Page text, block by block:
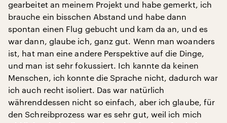
gearbeitet an meinem Projekt und habe gemerkt, ich
brauche ein bisschen Abstand und habe dann
spontan einen Flug gebucht und kam da an, und es
war dann, glaube ich, ganz gut. Wenn man woanders
ist, hat man eine andere Perspektive auf die Dinge,
und man ist sehr fokussiert. Ich kannte da keinen
Menschen, ich konnte die Sprache nicht, dadurch war
ich auch recht isoliert. Das war natürlich
währenddessen nicht so einfach, aber ich glaube, für
den Schreibprozess war es sehr gut, weil ich mich